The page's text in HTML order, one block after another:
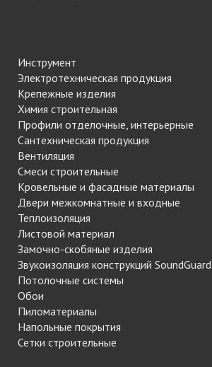
Инструмент
Электротехническая продукция
Крепежные изделия
Химия строительная
Профили отделочные, интерьерные
Сантехническая продукция
Вентиляция
Смеси строительные
Кровельные и фасадные материалы
Двери межкомнатные и входные
Теплоизоляция
Листовой материал
Замочно-скобяные изделия
Звукоизоляция конструкций SoundGuard
Потолочные системы
Обои
Пиломатериалы
Напольные покрытия
Сетки строительные